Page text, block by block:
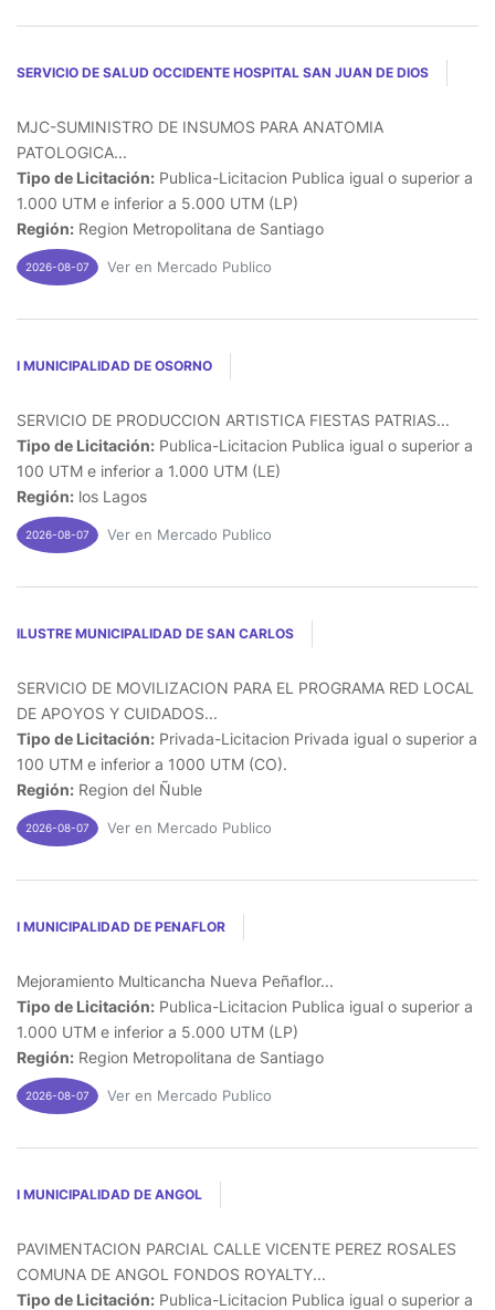
SERVICIO DE SALUD OCCIDENTE HOSPITAL SAN JUAN DE DIOS
MJC-SUMINISTRO DE INSUMOS PARA ANATOMIA
PATOLOGICA...
Tipo de Licitación: Publica-Licitacion Publica igual o superior a
1.000 UTM e inferior a 5.000 UTM (LP)
Región: Region Metropolitana de Santiago
2026-08-07 Ver en Mercado Publico
I MUNICIPALIDAD DE OSORNO
SERVICIO DE PRODUCCION ARTISTICA FIESTAS PATRIAS...
Tipo de Licitación: Publica-Licitacion Publica igual o superior a
100 UTM e inferior a 1.000 UTM (LE)
Región: los Lagos
2026-08-07 Ver en Mercado Publico
ILUSTRE MUNICIPALIDAD DE SAN CARLOS
SERVICIO DE MOVILIZACION PARA EL PROGRAMA RED LOCAL
DE APOYOS Y CUIDADOS...
Tipo de Licitación: Privada-Licitacion Privada igual o superior a
100 UTM e inferior a 1000 UTM (CO).
Región: Region del Ñuble
2026-08-07 Ver en Mercado Publico
I MUNICIPALIDAD DE PENAFLOR
Mejoramiento Multicancha Nueva Peñaflor...
Tipo de Licitación: Publica-Licitacion Publica igual o superior a
1.000 UTM e inferior a 5.000 UTM (LP)
Región: Region Metropolitana de Santiago
2026-08-07 Ver en Mercado Publico
I MUNICIPALIDAD DE ANGOL
PAVIMENTACION PARCIAL CALLE VICENTE PEREZ ROSALES
COMUNA DE ANGOL FONDOS ROYALTY...
Tipo de Licitación: Publica-Licitacion Publica igual o superior a